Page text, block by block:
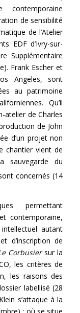
contemporaine
de sensibilité
de l’Atelier
EDF d’Ivry-sur-
Supplé­mentaire
Frank Escher et
Angeles, sont
au patrimoine
Qu’il
atelier de Charles
de John
d’un projet non
chantier vient de
sauvegarde du
concernés (14
permettant
contemporaine,
autant
d’inscription de
Corbusiersur la
les critères de
les raisons des
labellisé (28
s’attaque à la
: où se situe